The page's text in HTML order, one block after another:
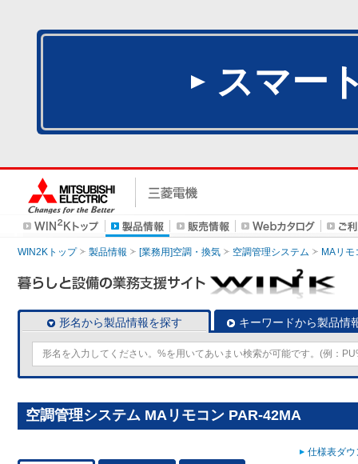
スマー
WIN2Kトップ 製品情報 [業務用]空調・換気 空調管理システム MAリモ
形名から製品情報を探す キーワードから製品情
空調管理システム MAリモコン PAR-42MA
仕様表ダ